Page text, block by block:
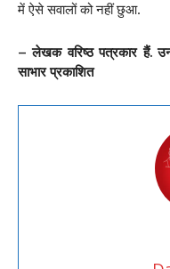
में ऐसे सवालों को नहीं छुआ.
– लेखक वरिष्ठ पत्रकार हैं.
साभार प्रकाशित